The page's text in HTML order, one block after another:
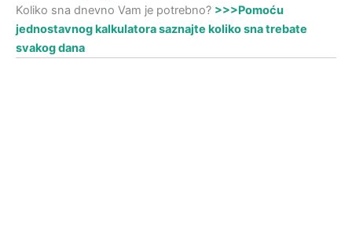
Koliko sna dnevno Vam je potrebno? >>>Pomoću
jednostavnog kalkulatora saznajte koliko sna trebate
svakog dana